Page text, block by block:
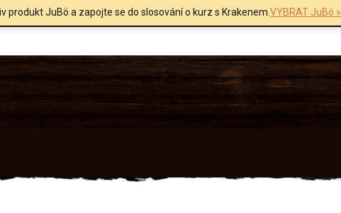
produkt JuBö a zapojte se do slosování o kurz s Krakenem.VYBRAT JuBö »